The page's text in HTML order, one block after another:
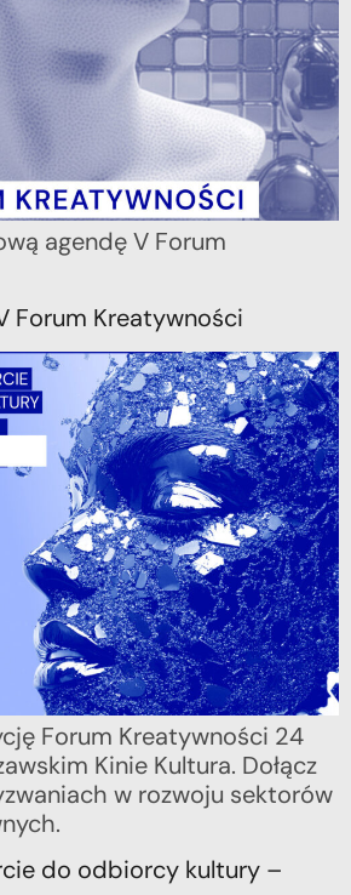
agendę V Forum
Forum Kreatywności
Forum Kreatywności 24
Kinie Kultura. Dołącz
w rozwoju sektorów
do odbiorcy kultury –